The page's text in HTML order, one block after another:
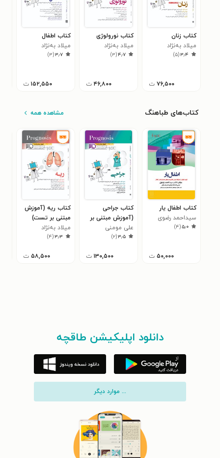
کتاب زنان
میلاد به‌نژاد
۳٫۴(۵)
۷۶,۵۰۰ ت
کتاب نورولوژی
میلاد به‌نژاد
۴٫۷(۳)
۴۶,۸۰۰ ت
کتاب اطفال
میلاد به‌نژاد
۳٫۷(۳)
۱۵۲,۵۵۰ ت
کتاب‌های طباهنگ مشاهده همه
کتاب اطفال یار
سیداحمد رضوی
۵٫۰(۴)
۵۰,۰۰۰ ت
کتاب جراحی
(آموزش مبتنی بر
تست)
علی مومنی
۳٫۵(۲)
۱۳۰,۵۰۰ ت
کتاب ریه (آموزش
مبتنی بر تست)
میلاد به‌نژاد
۳٫۳(۴)
۵۸,۵۰۰ ت
دانلود اپلیکیشن طاقچه
... موارد دیگر